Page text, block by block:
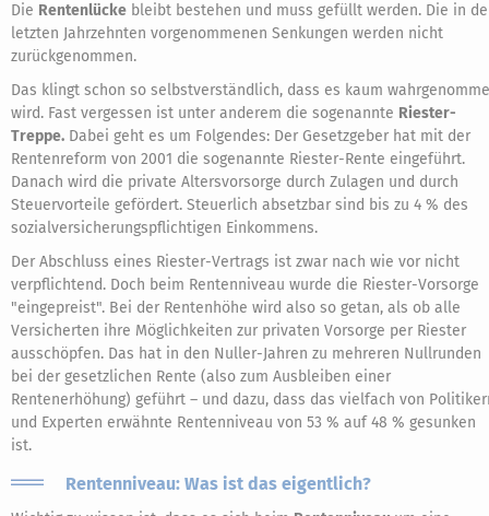
Die Rentenlücke bleibt bestehen und muss gefüllt werden. Die in
letzten Jahrzehnten vorgenommenen Senkungen werden nicht
zurückgenommen.
Das klingt schon so selbstverständlich, dass es kaum
wird. Fast vergessen ist unter anderem die sogenannte Riester-
Treppe. Dabei geht es um Folgendes: Der Gesetzgeber hat mit der
Rentenreform von 2001 die sogenannte Riester-Rente eingeführt.
Danach wird die private Altersvorsorge durch Zulagen und durch
Steuervorteile gefördert. Steuerlich absetzbar sind bis zu 4 % des
sozialversicherungspflichtigen Einkommens.
Der Abschluss eines Riester-Vertrags ist zwar nach wie vor nicht
verpflichtend. Doch beim Rentenniveau wurde die Riester-Vorsorge
"eingepreist". Bei der Rentenhöhe wird also so getan, als ob alle
Versicherten ihre Möglichkeiten zur privaten Vorsorge per Riester
ausschöpfen. Das hat in den Nuller-Jahren zu mehreren Nullrunden
bei der gesetzlichen Rente (also zum Ausbleiben einer
Rentenerhöhung) geführt – und dazu, dass das vielfach von
und Experten erwähnte Rentenniveau von 53 % auf 48 % gesunken
ist.
Rentenniveau: Was ist das eigentlich?